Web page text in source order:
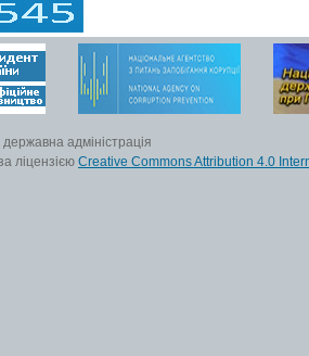
адміністрація
ліцензією Creative Commons Attribution 4.0